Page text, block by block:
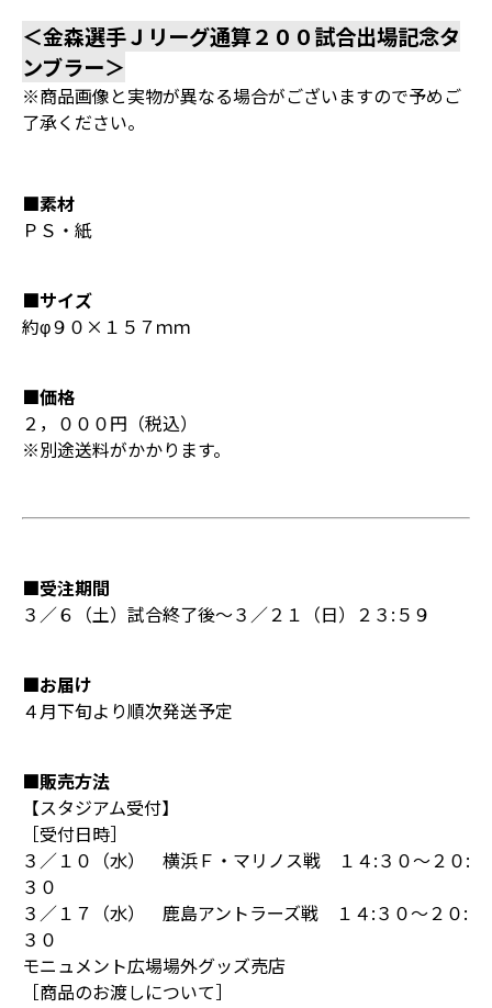
＜金森選手Ｊリーグ通算２００試合出場記念タ
ンブラー＞
※商品画像と実物が異なる場合がございますので予めご
了承ください。
■素材
ＰＳ・紙
■サイズ
約φ９０×１５７ｍｍ
■価格
２，０００円（税込）
※別途送料がかかります。
■受注期間
３／６（土）試合終了後～３／２１（日）２３:５９
■お届け
４月下旬より順次発送予定
■販売方法
【スタジアム受付】
［受付日時］
３／１０（水） 横浜Ｆ・マリノス戦 １４:３０～２０:
３０
３／１７（水） 鹿島アントラーズ戦 １４:３０～２０:
３０
モニュメント広場場外グッズ売店
［商品のお渡しについて］